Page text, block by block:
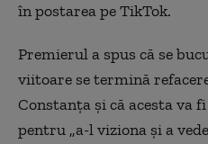
în postarea pe TikTok.
Premierul a spus că se
viitoare se termină
Constanţa şi că acesta va
pentru „a-l viziona şi a